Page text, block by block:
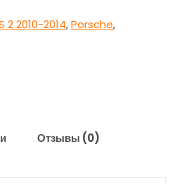
2 2010-2014,Porsche,
Отзывы (0)